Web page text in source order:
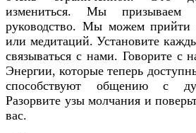
измениться. Мы призываем
руководство. Мы можем
или медитаций. Установите
связываться с нами. Говорите с
Энергии, которые теперь
способствуют общению с
Разорвите узы молчания и
вас.